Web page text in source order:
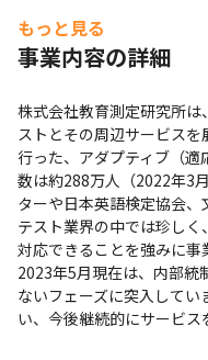
もっと見る
事業内容の詳細
株式会社教育測定研究所
ストとその周辺サービス
行った、アダプティブ（適
数は約288万人（2022年3
ターや日本英語検定協会、
テスト業界の中では珍し
対応できることを強みに事
2023年5月現在は、内部統
ないフェーズに突入して
い、今後継続的にサービス